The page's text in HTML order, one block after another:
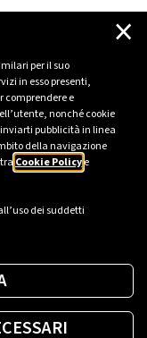
per il suo
in esso presenti,
comprendere e
nonché cookie
pubblicità in linea
della navigazione
Cookie Policye
dei suddetti
×
dei
PA?
per te.